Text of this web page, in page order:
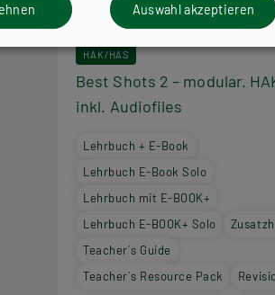
HAK/HAS
Best Shots 2 – modular.
inkl. Audiofiles
Lehrbuch + E-Book
Lehrbuch E-Book Solo
Lehrbuch mit E-BOOK+
Lehrbuch E-BOOK+ Solo
Teacher´s Guide
Teacher´s Resource Pack
Auswahl akzeptieren